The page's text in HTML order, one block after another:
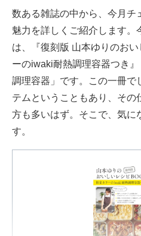
数ある雑誌の中から、今月チ
魅力を詳しくご紹介します。
は、『復刻版 山本ゆりのお
ーのiwaki耐熱調理容器つき
調理容器」です。この一冊で
テムということもあり、その
方も多いはず。そこで、気に
す。